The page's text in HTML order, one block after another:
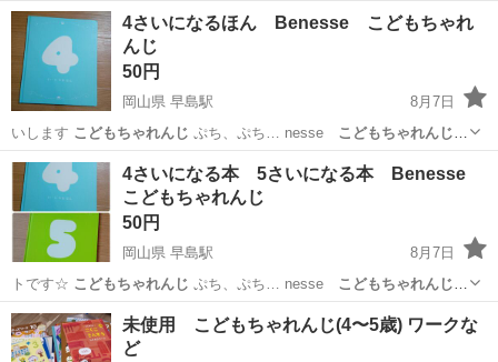
46 、…
岡山 都窪郡 早島駅
4さいになるほん Benesse こどもちゃれ
んじ
50円
岡山県 早島駅
8月7日
いします こどもちゃれんじ ぷち、ぷち… nesse こどもちゃれんじ
表紙が薄…
岡山 都窪郡 早島駅 絵本 こどもちゃれんじ
4さいになる本 5さいになる本 Benesse
こどもちゃれんじ
50円
岡山県 早島駅
8月7日
トです☆ こどもちゃれんじ ぷち、ぷち… nesse こどもちゃれんじ
表紙が薄… nesseこどもちゃれんじ 46 、…
岡山 都窪郡 早島駅 その他 さい
未使用 こどもちゃれんじ(4〜5歳) ワークな
ど